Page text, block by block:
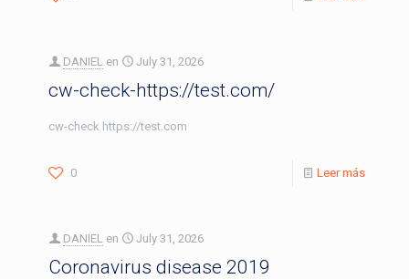
DANIEL en July 31, 2026
cw-check-https://test.com/
cw-check https://test.com
0 Leer más
DANIEL en July 31, 2026
Coronavirus disease 2019